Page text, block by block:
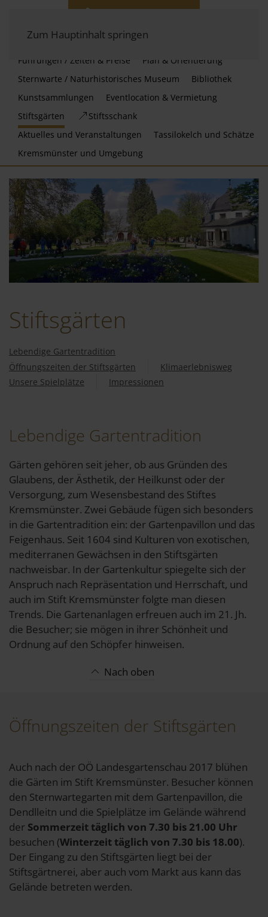
Zum Hauptinhalt springen
Führungen / Zeiten & Preise
Plan & Orientierung
Sternwarte / Naturhistorisches Museum
Bibliothek
Kunstsammlungen
Eventlocation & Vermietung
Stiftsgärten
Stiftsschank
Aktuelles und Veranstaltungen
Tassilokelch und Schätze
Kremsmünster und Umgebung
Stiftsgärten
Lebendige Gartentradition
Öffnungszeiten der Stiftsgärten
Klimaerlebnisweg
Unsere Spielplätze
Impressionen
Lebendige Gartentradition
Gärten gehören seit jeher, ob aus Gründen des
Glaubens, der Ästhetik, der Heilkunst oder der
Versorgung, zum Wesensbestand des Stiftes
Kremsmünster. Zwei Gebäude fügen sich besonders
in die Gartentradition ein: der Gartenpavillon und das
Feigenhaus. Seit 1604 sind Kulturen von exotischen,
mediterranen Gewächsen in den Stiftsgärten
nachweisbar. In der Gartenkultur spiegelte sich der
Anspruch nach Repräsentation und Herrschaft, und
auch im Stift Kremsmünster folgte man diesen
Trends. Die Gartenanlagen erfreuen auch im 21. Jh.
die Besucher; sie mögen in ihrer Schönheit und
Ordnung auf den Schöpfer hinweisen.
Nach oben
Öffnungszeiten der Stiftsgärten
Auch nach der OÖ Landesgartenschau 2017 blühen
die Gärten im Stift Kremsmünster. Besucher können
den Sternwartegarten mit dem Gartenpavillon, die
Dendlleitn und die Spielplätze im Gelände während
der Sommerzeit täglich von 7.30 bis 21.00 Uhr
besuchen (Winterzeit täglich von 7.30 bis 18.00).
Der Eingang zu den Stiftsgärten liegt bei der
Stiftsgärtnerei, aber auch vom Markt aus kann das
Gelände betreten werden.